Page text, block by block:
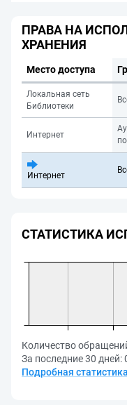
ПРАВА НА
ХРАНЕНИЯ
Место доступа
Локальная сеть
Библиотеки
Интернет
Интернет
СТАТИСТИКА
Количество
За последние 30 дней:
Подробная статистика